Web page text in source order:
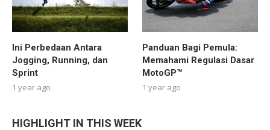
Ini Perbedaan Antara
Jogging, Running, dan
Sprint
1 year ago
Panduan Bagi Pemula:
Memahami Regulasi Dasar
MotoGP™
1 year ago
HIGHLIGHT IN THIS WEEK